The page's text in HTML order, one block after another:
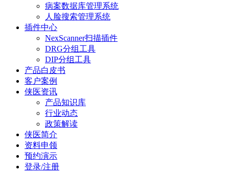
病案数据库管理系统
人脸搜索管理系统
插件中心
NexScanner扫描插件
DRG分组工具
DIP分组工具
产品白皮书
客户案例
侠医资讯
产品知识库
行业动态
政策解读
侠医简介
资料申领
预约演示
登录/注册